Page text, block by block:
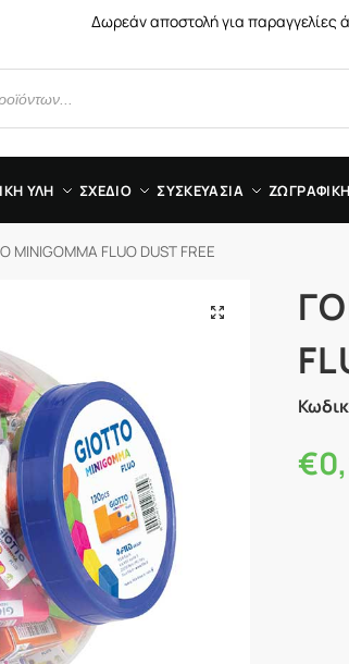
Δωρεάν αποστολή για παραγγελίες
ΥΛΗ ΣΧΕΔΙΟ ΣΥΣΚΕΥΑΣΙΑ ΖΩΓΡΑΦΙΚΗ
MINIGOMMA FLUO DUST FREE
€